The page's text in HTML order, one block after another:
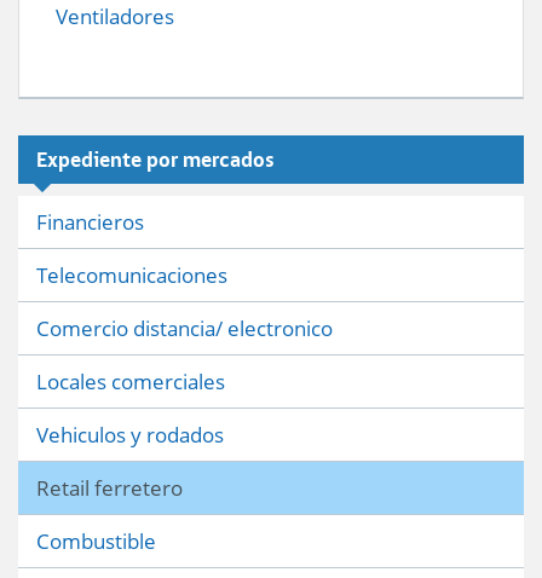
Ventiladores
Expediente por mercados
Financieros
Telecomunicaciones
Comercio distancia/ electronico
Locales comerciales
Vehiculos y rodados
Retail ferretero
Combustible